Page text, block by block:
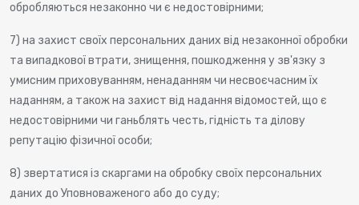
обробляються незаконно чи є недостовірними;
7) на захист своїх персональних даних від незаконної обробки
та випадкової втрати, знищення, пошкодження у зв'язку з
умисним приховуванням, ненаданням чи несвоєчасним їх
наданням, а також на захист від надання відомостей, що є
недостовірними чи ганьблять честь, гідність та ділову
репутацію фізичної особи;
8) звертатися із скаргами на обробку своїх персональних
даних до Уповноваженого або до суду;